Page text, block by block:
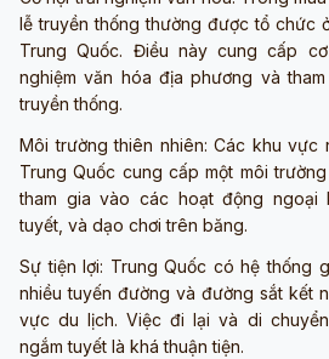
lễ truyền thống thường được tổ chức
Trung Quốc. Điều này cung cấp
nghiệm văn hóa địa phương và
truyền thống.
Môi trường thiên nhiên: Các khu
Trung Quốc cung cấp một môi
tham gia vào các hoạt động ngoại
tuyết, và dạo chơi trên băng.
Sự tiện lợi: Trung Quốc có hệ thống
nhiều tuyến đường và đường sắt kết
vực du lịch. Việc đi lại và di
ngắm tuyết là khá thuận tiện.